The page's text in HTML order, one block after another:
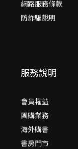
網路服務條款
防詐騙說明
服務說明
會員權益
團購業務
海外購書
書房門市